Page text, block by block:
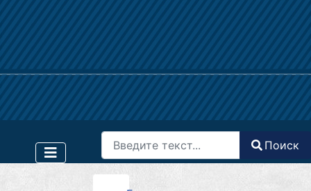
Поиск
Type 2 or more characters for results.
Поиск